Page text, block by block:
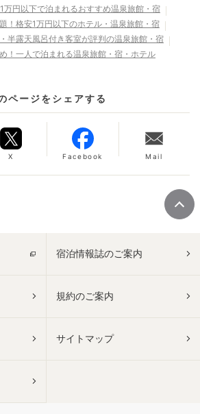
万円以下で泊まれるおすすめ温泉旅館・宿
！格安1万円以下のホテル・温泉旅館・宿
半露天風呂付き客室が評判の温泉旅館・宿
！一人で泊まれる温泉旅館・宿・ホテル
ページをシェアする
X Facebook Mail
宿泊情報誌のご案内
規約のご案内
サイトマップ